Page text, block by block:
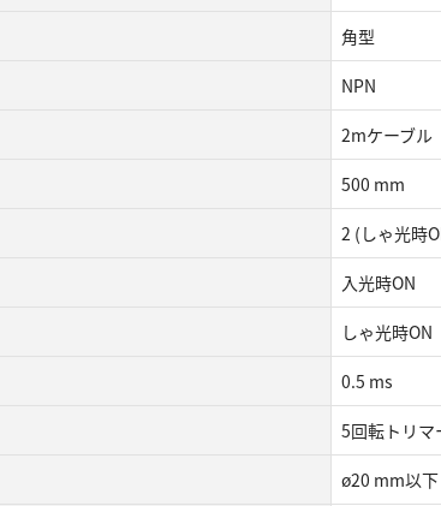
角型
NPN
2mケーブル
500 mm
2 (しゃ光時
入光時ON
しゃ光時ON
0.5 ms
5回転トリマ
ø20 mm以